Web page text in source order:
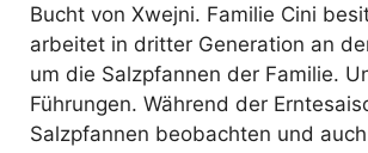
Bucht von Xwejni. Familie Cini
arbeitet in dritter Generation an
um die Salzpfannen der Familie.
Führungen. Während der
Salzpfannen beobachten und